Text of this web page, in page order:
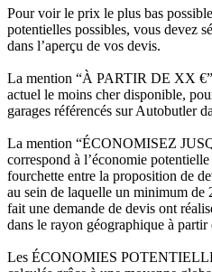
Pour voir le prix le plus bas
potentielles possibles, vous devez
dans l’aperçu de vos devis.
La mention “À PARTIR DE XX
actuel le moins cher disponible,
garages référencés sur Autobutler
La mention “ÉCONOMISEZ
correspond à l’économie
fourchette entre la proposition de
au sein de laquelle un minimum de
fait une demande de devis ont
dans le rayon géographique à
Les ÉCONOMIES